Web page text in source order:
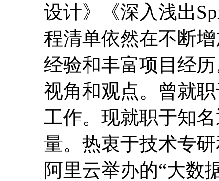
设计》《深入浅出
程清单依然在不断
经验和丰富项目经
视角和观点。曾就
工作。现就职于知
量。热衷于技术专
阿里云举办的“大数